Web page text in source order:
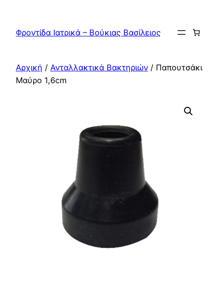
περιεχόμενο
Φροντίδα Ιατρικά – Βούκιας Βασίλειος
Αρχική / Ανταλλακτικά Βακτηριών / Παπουτσάκι
Μαύρο 1,6cm